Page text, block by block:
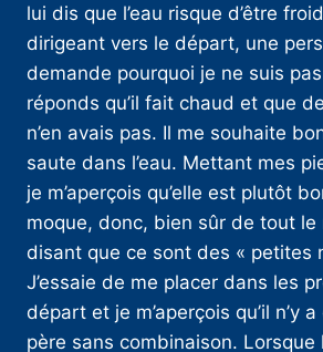
lui dis que l’eau risque d’être
dirigeant vers le départ, une
demande pourquoi je ne suis
réponds qu’il fait chaud et que
n’en avais pas. Il me souhaite
saute dans l’eau. Mettant mes
je m’aperçois qu’elle est plutôt
moque, donc, bien sûr de tout le
disant que ce sont des « petites
J’essaie de me placer dans les
départ et je m’aperçois qu’il n’y
père sans combinaison.